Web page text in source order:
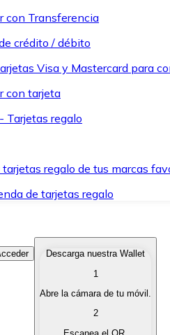
con Transferencia
crédito / débito
Visa y Mastercard para
con tarjeta
Tarjetas regalo
tarjetas regalo de tus marcas
de tarjetas regalo
Criptomonedas
criptomonedas con diferentes
criptomonedas de forma rápida
Descarga nuestra Wallet
1
Abre la cámara de tu móvil.
2